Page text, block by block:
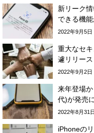
新リーク
できる機
2022年9月5日
重大なセ
遽リリース
2022年9月2日
来年登場
代)が発売
2022年8月31日
iPhoneの